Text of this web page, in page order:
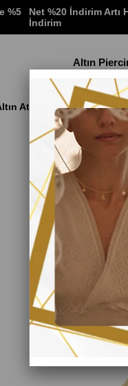
%5
Net %20 İndirim Artı
İndirim
Altın
Ataç Zincir